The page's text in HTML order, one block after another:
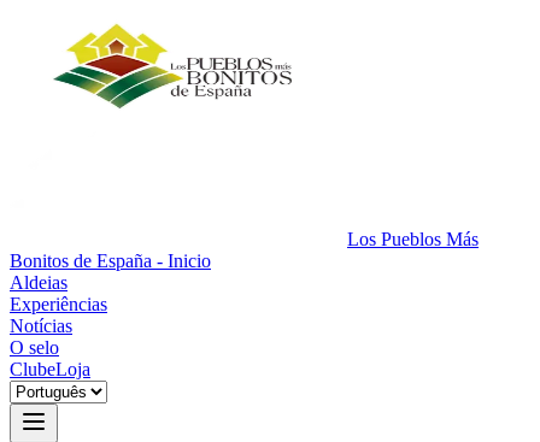
Los Pueblos Más
Bonitos de España - Inicio
Aldeias
Experiências
Notícias
O selo
ClubeLoja